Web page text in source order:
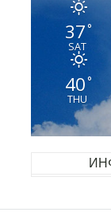
37°
SAT
40°
THU